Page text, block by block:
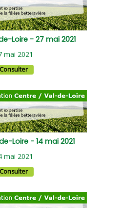
Loire - 27 mai 2021
mai 2021
Consulter
Loire - 14 mai 2021
mai 2021
Consulter